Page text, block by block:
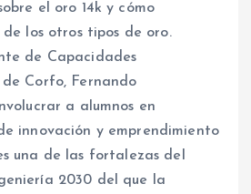
el oro 14k y cómo
los otros tipos de oro.
de Capacidades
de Corfo, Fernando
a alumnos en
innovación y emprendimiento
una de las fortalezas del
2030 del que la